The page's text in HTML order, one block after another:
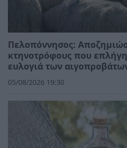
Πελοπόννησος:
κτηνοτρόφους που
ευλογιά των
05/08/2026 19:30